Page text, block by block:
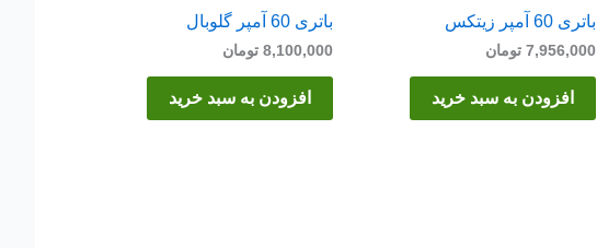
باتری 60 آمپر زیتکس
7,956,000 تومان
افزودن به سبد خرید
باتری 60 آمپر گلوبال
8,100,000 تومان
افزودن به سبد خرید